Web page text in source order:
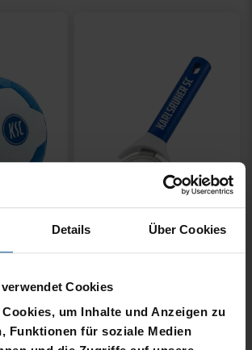
Details Über Cookies
Cookies
um Inhalte und Anzeigen zu
Funktionen für soziale Medien
PIZZASCHNEIDER KSC
12,95 €